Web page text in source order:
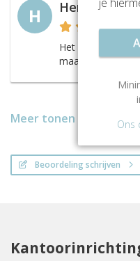
H Henni
Het pand zelf
maakt dit een
Meer tonen
Beoordeling schrijven
je
Ons